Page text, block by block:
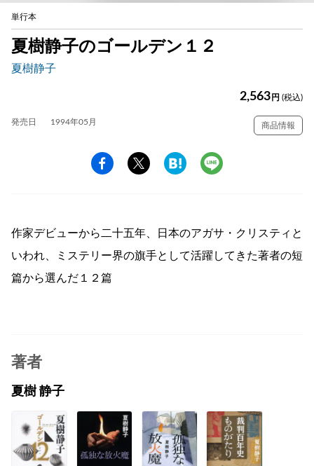
単行本
夏樹静子のゴールデン１２
夏樹静子
2,563 円 (税込)
発売日 1994年05月 商品情報
作家デビューから二十五年、日本のアガサ・クリスティと
いわれ、ミステリー界の旗手として活躍してきた著者の短
篇から選んだ１２篇
著者
夏樹 静子